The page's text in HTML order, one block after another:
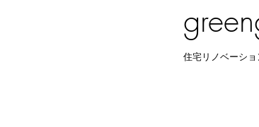
住宅リノベーシ